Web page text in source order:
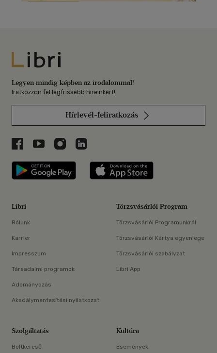
Libri
Legyen mindig képben az irodalommal!
Iratkozzon fel legfrissebb híreinkért!
Hírlevél-feliratkozás
Libri a Facebookon
Libri a Youtube-on
Libri az Instagramon
Libri a LinkedInen
Libri applikáció Szerezd meg: Google
Libri
Rólunk
Karrier
Impresszum
Társadalmi programok
Adományozás
Akadálymentesítési nyilatkozat
Törzsvásárlói Program
Törzsvásárlói Programunkról
Törzsvásárlói Kártya egyenlege
Törzsvásárlói szabályzat
Libri App
Szolgáltatás
Boltkereső
Kultúra
Események